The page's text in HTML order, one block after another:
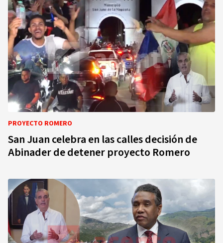
PROYECTO ROMERO
San Juan celebra en las calles decisión de
Abinader de detener proyecto Romero